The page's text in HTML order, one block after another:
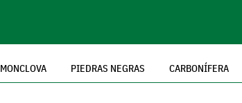
MONCLOVA PIEDRAS NEGRAS CARBONÍFERA